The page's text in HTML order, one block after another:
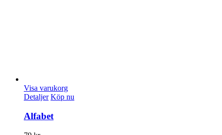
Visa varukorg
Detaljer Köp nu
Alfabet